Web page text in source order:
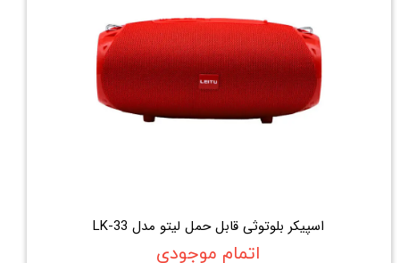
اسپیکر بلوتوثی قابل حمل لیتو مدل LK-33
اتمام موجودی